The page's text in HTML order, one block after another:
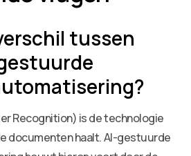
tussen
Recognition) is de technologie
documenten haalt. AI-gestuurde